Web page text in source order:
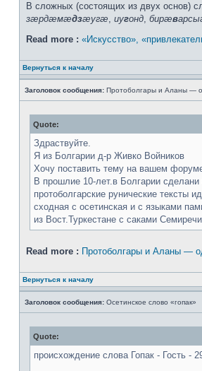
В сложных (состоящих из двух основ)
зæрдæмæдзæугæ, иугонд, бирæв
Read more : «Искусство»,
Вернуться к началу
Заголовок сообщения: Протоболгары и Аланы —
Quote:
Здраствуйте.
Я из Болгарии д-р Живко Войников
Хочу поставить тему на вашем
В прошлие 10-лет.в Болгарии
протоболгарские рунические тексты
сходная с осетинская и с языками
из Вост.Туркестане с саками
Read more : Протоболгары и Аланы —
Вернуться к началу
Заголовок сообщения: Осетинское слово «гопак»
Quote:
происхождение слова Гопак - Гость -